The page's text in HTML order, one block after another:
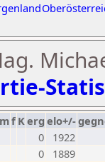
f Kerg elo+/-
0
1922
0
1889